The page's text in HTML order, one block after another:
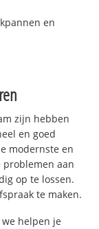
en
zijn hebben
en goed
modernste en
aan
op te lossen.
te maken.
helpen je